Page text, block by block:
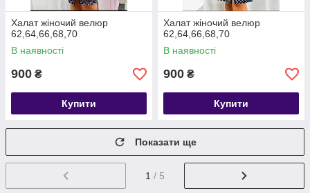
Халат жіночий велюр
62,64,66,68,70
В наявності
900 ₴
Купити
Халат жіночий велюр
62,64,66,68,70
В наявності
900 ₴
Купити
Показати ще
1 / 5